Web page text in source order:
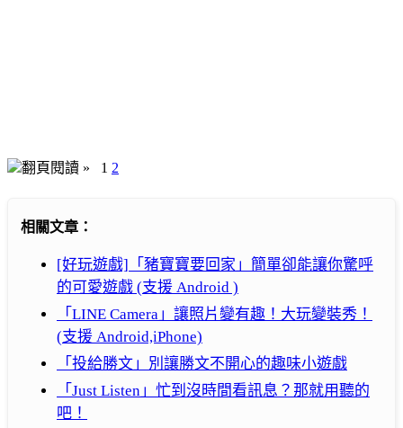
翻頁閱讀 » 1 2
相關文章：
[好玩遊戲]「豬寶寶要回家」簡單卻能讓你驚呼
的可愛遊戲 (支援 Android )
「LINE Camera」讓照片變有趣！大玩變裝秀！
(支援 Android,iPhone)
「投給勝文」別讓勝文不開心的趣味小遊戲
「Just Listen」忙到沒時間看訊息？那就用聽的
吧！